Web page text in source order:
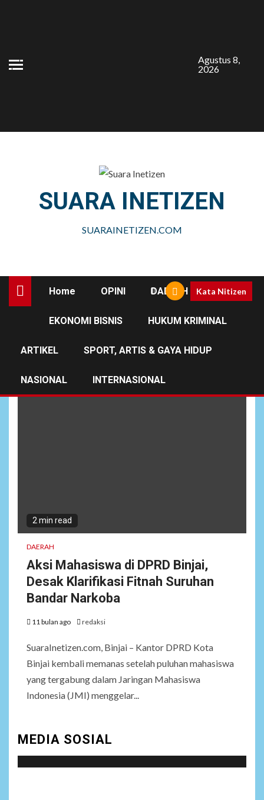
Agustus 8,
2026
SUARA INETIZEN
SUARAINETIZEN.COM
Home OPINI DAERAH
EKONOMI BISNIS HUKUM KRIMINAL
ARTIKEL SPORT, ARTIS & GAYA HIDUP
NASIONAL INTERNASIONAL
Kata Nitizen
2 min read
DAERAH
Aksi Mahasiswa di DPRD Binjai,
Desak Klarifikasi Fitnah Suruhan
Bandar Narkoba
11 bulan ago redaksi
SuaraInetizen.com, Binjai – Kantor DPRD Kota
Binjai kembali memanas setelah puluhan mahasiswa
yang tergabung dalam Jaringan Mahasiswa
Indonesia (JMI) menggelar...
MEDIA SOSIAL